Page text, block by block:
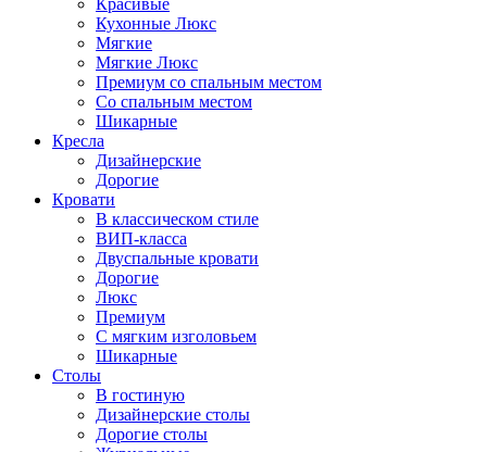
Красивые
Кухонные Люкс
Мягкие
Мягкие Люкс
Премиум со спальным местом
Со спальным местом
Шикарные
Кресла
Дизайнерские
Дорогие
Кровати
В классическом стиле
ВИП-класса
Двуспальные кровати
Дорогие
Люкс
Премиум
С мягким изголовьем
Шикарные
Столы
В гостиную
Дизайнерские столы
Дорогие столы